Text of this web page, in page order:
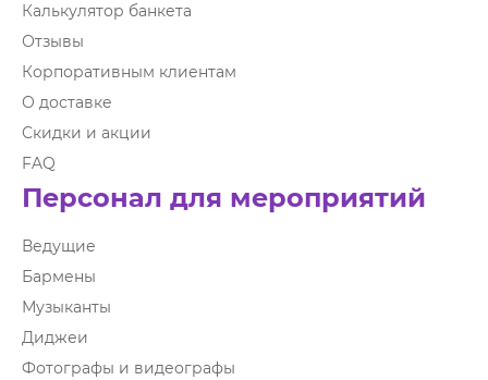
Калькулятор банкета
Отзывы
Корпоративным клиентам
О доставке
Скидки и акции
FAQ
Персонал для мероприятий
Ведущие
Бармены
Музыканты
Диджеи
Фотографы и видеографы